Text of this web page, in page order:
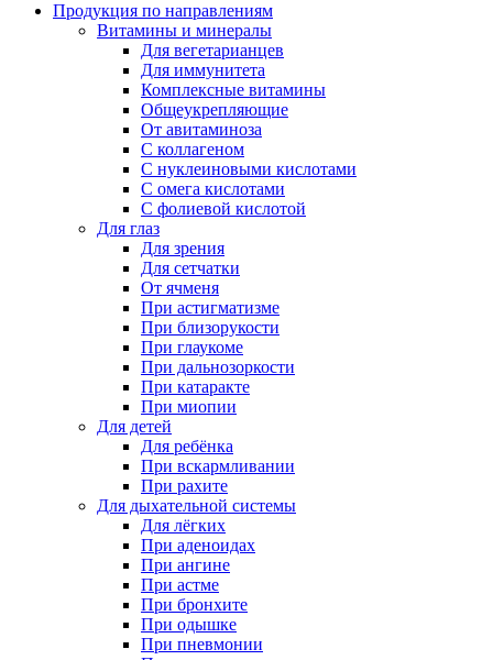
Продукция по направлениям
Витамины и минералы
Для вегетарианцев
Для иммунитета
Комплексные витамины
Общеукрепляющие
От авитаминоза
С коллагеном
С нуклеиновыми кислотами
С омега кислотами
С фолиевой кислотой
Для глаз
Для зрения
Для сетчатки
От ячменя
При астигматизме
При близорукости
При глаукоме
При дальнозоркости
При катаракте
При миопии
Для детей
Для ребёнка
При вскармливании
При рахите
Для дыхательной системы
Для лёгких
При аденоидах
При ангине
При астме
При бронхите
При одышке
При пневмонии